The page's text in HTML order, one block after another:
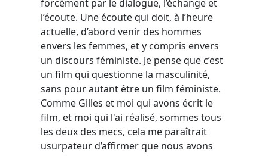
forcément par le dialogue, l’échange et
l’écoute. Une écoute qui doit, à l’heure
actuelle, d’abord venir des hommes
envers les femmes, et y compris envers
un discours féministe. Je pense que c’est
un film qui questionne la masculinité,
sans pour autant être un film féministe.
Comme Gilles et moi qui avons écrit le
film, et moi qui l'ai réalisé, sommes tous
les deux des mecs, cela me paraîtrait
usurpateur d’affirmer que nous avons